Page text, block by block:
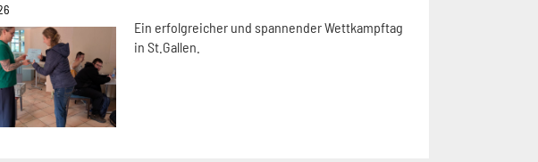
Ein erfolgreicher und spannender Wettkampftag
in St.Gallen.